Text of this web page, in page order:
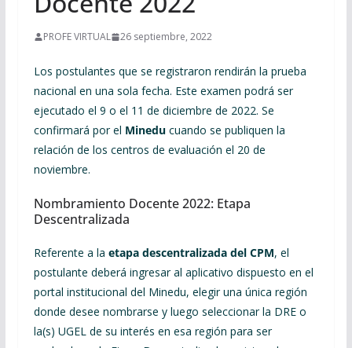
PROFE VIRTUAL 26 septiembre, 2022
Los postulantes que se registraron rendirán la prueba
nacional en una sola fecha. Este examen podrá ser
ejecutado el 9 o el 11 de diciembre de 2022. Se
confirmará por el Minedu cuando se publiquen la
relación de los centros de evaluación el 20 de
noviembre.
Nombramiento Docente 2022: Etapa
Descentralizada
Referente a la etapa descentralizada del CPM, el
postulante deberá ingresar al aplicativo dispuesto en el
portal institucional del Minedu, elegir una única región
donde desee nombrarse y luego seleccionar la DRE o
la(s) UGEL de su interés en esa región para ser